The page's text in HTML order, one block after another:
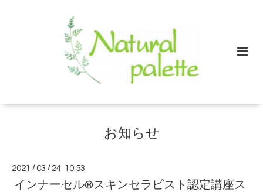
お知らせ
2021 /03 / 24 10:53
インナーセル®︎スキンセラピスト認定講座ス